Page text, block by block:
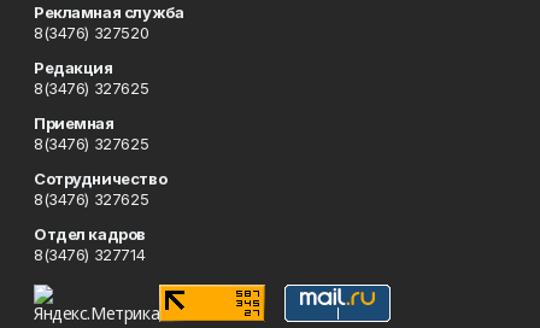
Рекламная служба
8(3476) 327520
Редакция
8(3476) 327625
Приемная
8(3476) 327625
Сотрудничество
8(3476) 327625
Отдел кадров
8(3476) 327714